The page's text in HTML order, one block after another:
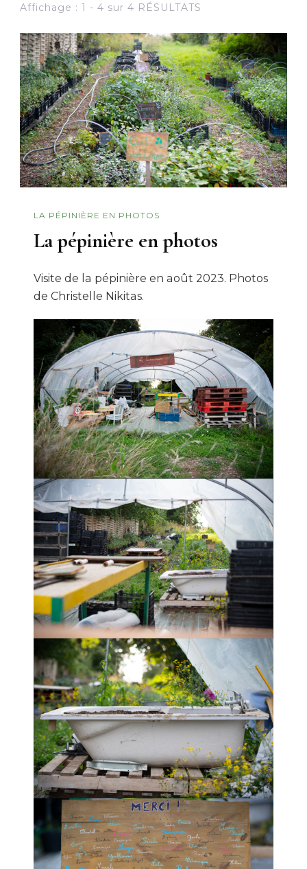
Affichage : 1 - 4 sur 4 RÉSULTATS
LA PÉPINIÈRE EN PHOTOS
La pépinière en photos
Visite de la pépinière en août 2023. Photos
de Christelle Nikitas.